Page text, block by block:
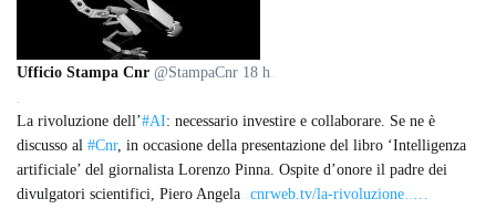
Ufficio Stampa Cnr @StampaCnr 18 h
La rivoluzione dell’#AI: necessario investire e collaborare. Se ne è
discusso al #Cnr, in occasione della presentazione del libro ‘Intelligenza
artificiale’ del giornalista Lorenzo Pinna. Ospite d’onore il padre dei
divulgatori scientifici, Piero Angela cnrweb.tv/la-rivoluzione